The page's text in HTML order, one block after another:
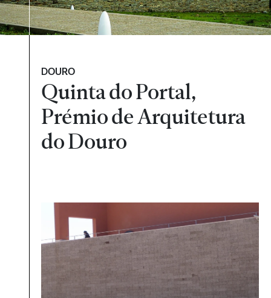
DOURO
Quinta do Portal,
Prémio de Arquitetura
do Douro